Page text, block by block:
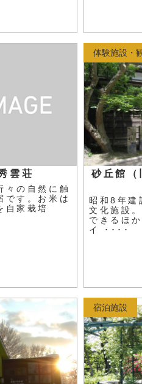
雲荘
々の自然に触
です。お米は
自家栽培
砂丘館（
昭和8年建
文化施設
できるほ
イ ････
体験施設・
宿泊施設